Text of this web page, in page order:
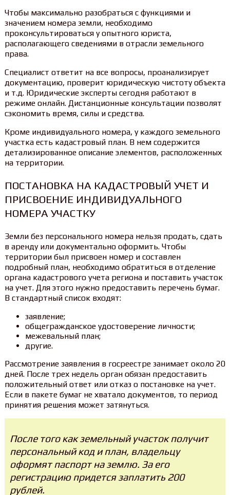
Чтобы максимально разобраться с функциями и
значением номера земли, необходимо
проконсультироваться у опытного юриста,
располагающего сведениями в отрасли земельного
права.
Специалист ответит на все вопросы, проанализирует
документацию, проверит юридическую чистоту объекта
и т.д. Юридические эксперты сегодня работают в
режиме онлайн. Дистанционные консультации позволят
сэкономить время, силы и средства.
Кроме индивидуального номера, у каждого земельного
участка есть кадастровый план. В нем содержится
детализированное описание элементов, расположенных
на территории.
ПОСТАНОВКА НА КАДАСТРОВЫЙ УЧЕТ И
ПРИСВОЕНИЕ ИНДИВИДУАЛЬНОГО
НОМЕРА УЧАСТКУ
Земли без персонального номера нельзя продать, сдать
в аренду или документально оформить. Чтобы
территории был присвоен номер и составлен
подробный план, необходимо обратиться в отделение
органа кадастрового учета региона и поставить участок
на учет. Для этого нужно предоставить перечень бумаг.
В стандартный список входят:
заявление;
общегражданское удостоверение личности;
межевальный план;
другие.
Рассмотрение заявления в госреестре занимает около 20
дней. После трех недель орган обязан предоставить
положительный ответ или отказ о постановке на учет.
Если в пакете бумаг не хватало документов, то период
принятия решения может затянуться.
После того как земельный участок получит
персональный код и план, владельцу
оформят паспорт на землю. За его
регистрацию придется заплатить 200
рублей.